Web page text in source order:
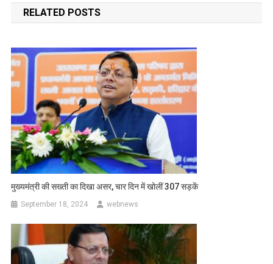
RELATED POSTS
मुख्यमंत्री की सख्ती का दिखा असर, चार दिन में खोलीं 307 सड़कें
September 18, 2024 webnews